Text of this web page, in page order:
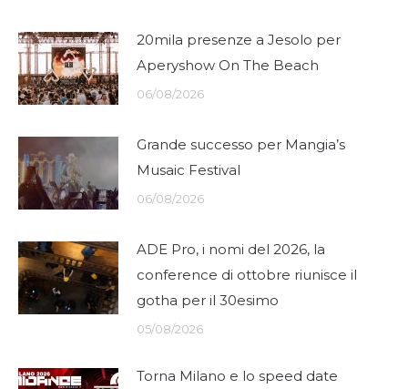
20mila presenze a Jesolo per
Aperyshow On The Beach
06/08/2026
Grande successo per Mangia’s
Musaic Festival
06/08/2026
ADE Pro, i nomi del 2026, la
conference di ottobre riunisce il
gotha per il 30esimo
05/08/2026
Torna Milano e lo speed date